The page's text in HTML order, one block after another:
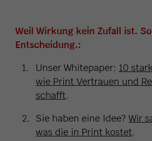
Weil Wirkung kein Zufall ist.
Entscheidung.:
Unser Whitepaper: 10
wie Print Vertrauen und
schafft.
Sie haben eine Idee? Wir
was die in Print kostet.